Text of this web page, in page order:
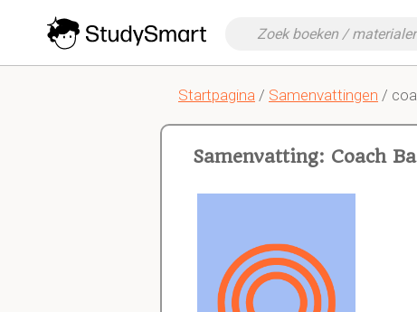
Startpagina / Samenvattingen /
Samenvatting: Coach